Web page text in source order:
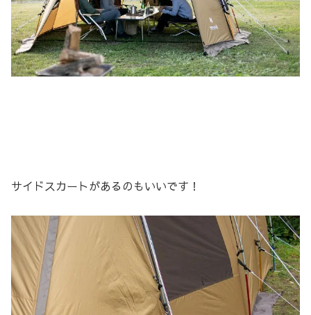
サイドスカートがあるのもいいです！